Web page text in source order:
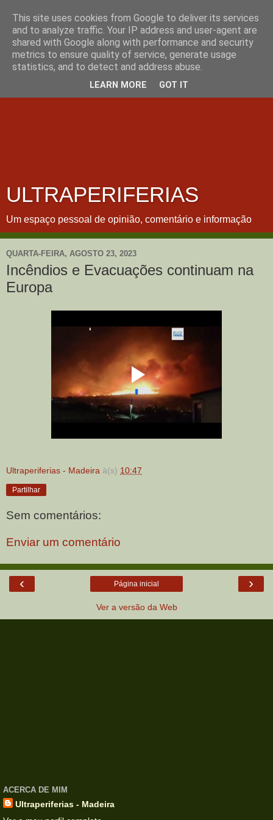
ULTRAPERIFERIAS
Um espaço pessoal de opinião, comentário e informação
QUARTA-FEIRA, AGOSTO 23, 2023
Incêndios e Evacuações continuam na
Europa
Ultraperiferias - Madeira à(s) 10:47
Partilhar
Sem comentários:
Enviar um comentário
‹ ›
Página inicial
Ver a versão da Web
ACERCA DE MIM
Ultraperiferias - Madeira
This site uses cookies from Google to deliver its services
and to analyze traffic. Your IP address and user-agent are
shared with Google along with performance and security
metrics to ensure quality of service, generate usage
statistics, and to detect and address abuse.
LEARN MORE GOT IT